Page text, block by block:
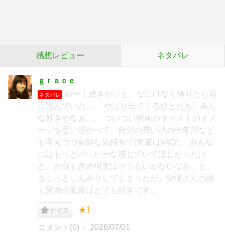
感想レビュー ネタバレ
ｇｒａｃｅ
ネタバレ
わー！続きが♡と、なにげなく借りたら前
に読んでいた…。 やはり出てくるひとたち、みん
な好きやなぁ…。 ついつい映画のキャストのイメ
ージを思い浮かべて、自分の若い頃の十年間など
も考えつつ新鮮な気持ちで(実質は)再読。 みんな
にはもっとハッピーな感じでいてほしかったけ
ど、自分も含め現実はそうもいかないなあ、と、
ちょっとしんみりしてしまったが、柴崎さんの描
く関西の風景はとても好きです。
ナイス ★1
コメント(0) 2026/07/01